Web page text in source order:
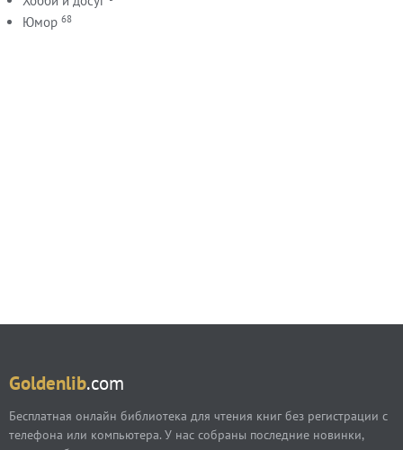
Юмор 68
Goldenlib.com
Бесплатная онлайн библиотека для чтения книг без регистрации с
телефона или компьютера. У нас собраны последние новинки,